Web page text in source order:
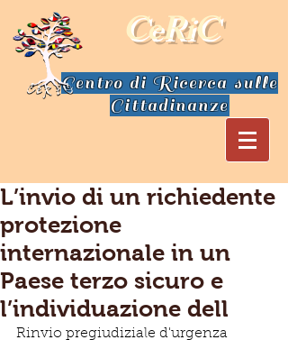
CeRiC
Centro di Ricerca sulle
Cittadinanze
L’invio di un richiedente
protezione
internazionale in un
Paese terzo sicuro e
l’individuazione dell
Rinvio pregiudiziale d'urgenza